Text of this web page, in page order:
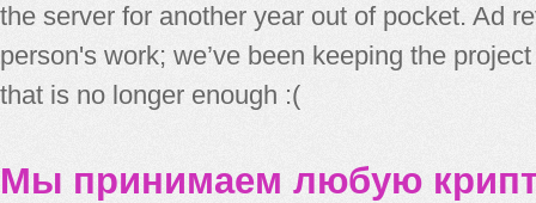
the server for another year out of pocket. Ad
person's work; we’ve been keeping the
that is no longer enough :(
Мы принимаем любую